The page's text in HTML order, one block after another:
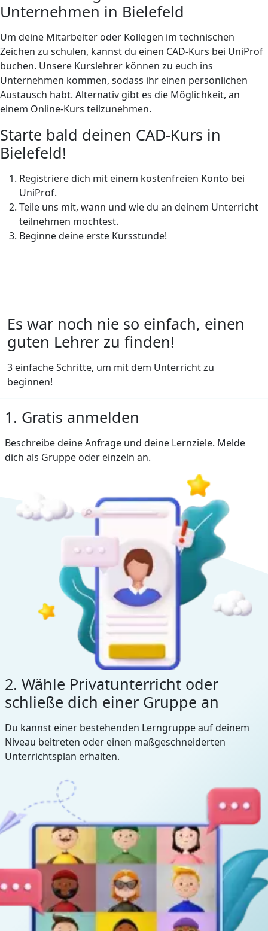
Unternehmen in Bielefeld
Um deine Mitarbeiter oder Kollegen im technischen
Zeichen zu schulen, kannst du einen CAD-Kurs bei UniProf
buchen. Unsere Kurslehrer können zu euch ins
Unternehmen kommen, sodass ihr einen persönlichen
Austausch habt. Alternativ gibt es die Möglichkeit, an
einem Online-Kurs teilzunehmen.
Starte bald deinen CAD-Kurs in
Bielefeld!
Registriere dich mit einem kostenfreien Konto bei
UniProf.
Teile uns mit, wann und wie du an deinem Unterricht
teilnehmen möchtest.
Beginne deine erste Kursstunde!
Es war noch nie so einfach, einen
guten Lehrer zu finden!
3 einfache Schritte, um mit dem Unterricht zu
beginnen!
1. Gratis anmelden
Beschreibe deine Anfrage und deine Lernziele. Melde
dich als Gruppe oder einzeln an.
2. Wähle Privatunterricht oder
schließe dich einer Gruppe an
Du kannst einer bestehenden Lerngruppe auf deinem
Niveau beitreten oder einen maßgeschneiderten
Unterrichtsplan erhalten.